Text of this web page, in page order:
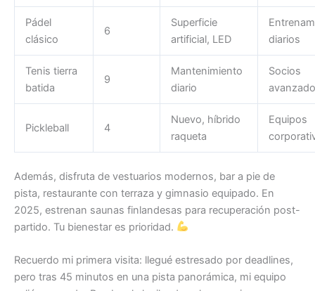
Pádel
clásico
6
Superficie
artificial, LED
diarios
Tenis tierra
batida
9
Mantenimiento
diario
Socios
Pickleball 4
Nuevo, híbrido
raqueta
Equipos
Además, disfruta de vestuarios modernos, bar a pie de
pista, restaurante con terraza y gimnasio equipado. En
2025, estrenan saunas finlandesas para recuperación post-
partido. Tu bienestar es prioridad.
Recuerdo mi primera visita: llegué estresado por deadlines,
pero tras 45 minutos en una pista panorámica, mi equipo